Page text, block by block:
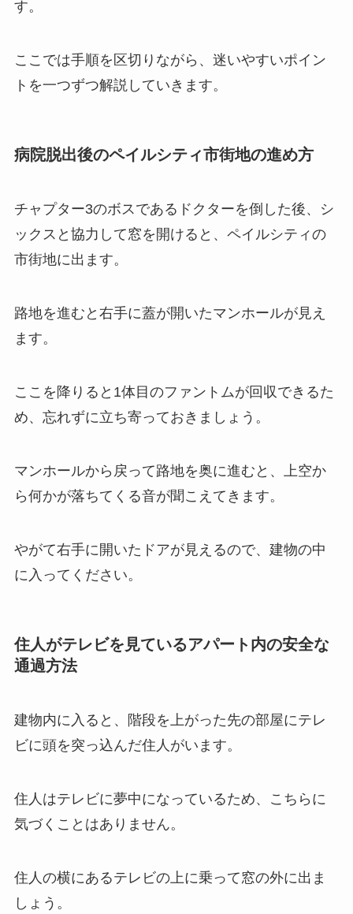
す。
ここでは手順を区切りながら、迷いやすいポイン
トを一つずつ解説していきます。
病院脱出後のペイルシティ市街地の進め方
チャプター3のボスであるドクターを倒した後、シ
ックスと協力して窓を開けると、ペイルシティの
市街地に出ます。
路地を進むと右手に蓋が開いたマンホールが見え
ます。
ここを降りると1体目のファントムが回収できるた
め、忘れずに立ち寄っておきましょう。
マンホールから戻って路地を奥に進むと、上空か
ら何かが落ちてくる音が聞こえてきます。
やがて右手に開いたドアが見えるので、建物の中
に入ってください。
住人がテレビを見ているアパート内の安全な
通過方法
建物内に入ると、階段を上がった先の部屋にテレ
ビに頭を突っ込んだ住人がいます。
住人はテレビに夢中になっているため、こちらに
気づくことはありません。
住人の横にあるテレビの上に乗って窓の外に出ま
しょう。